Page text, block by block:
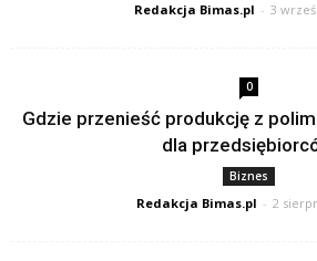
Redakcja Bimas.pl - 3
0
Gdzie przenieść produkcję z
dla
Biznes
Redakcja Bimas.pl - 2